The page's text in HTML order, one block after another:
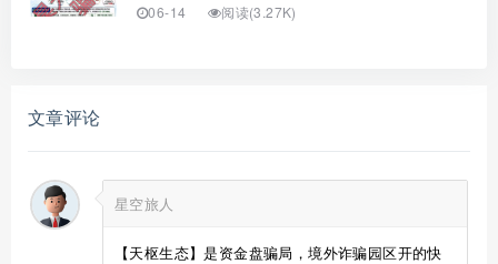
06-14 阅读(3.27K)
文章评论
星空旅人
【天枢生态】是资金盘骗局，境外诈骗园区开的快